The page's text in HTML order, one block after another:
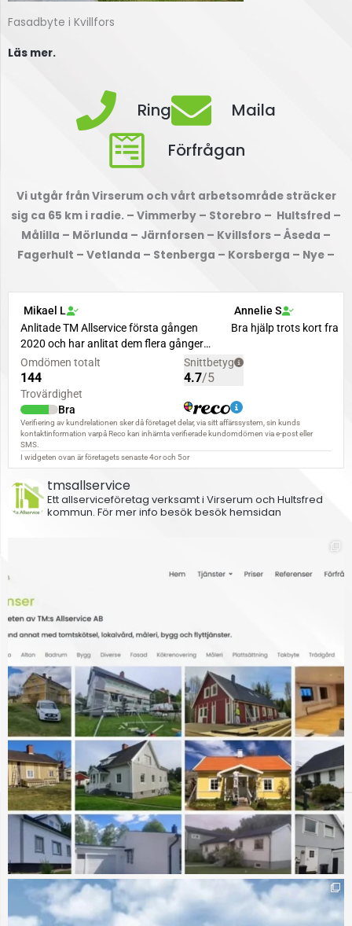
Fasadbyte i Kvillfors
Läs mer.
Ring
Maila
Förfrågan
Vi utgår från Virserum och vårt arbetsområde sträcker
sig ca 65 km i radie. – Vimmerby – Storebro – Hultsfred –
Målilla – Mörlunda – Järnforsen – Kvillsfors – Åseda –
Fagerhult – Vetlanda – Stenberga – Korsberga – Nye –
tmsallservice
Ett allserviceföretag verksamt i Virserum och Hultsfred
kommun. För mer info besök besök hemsidan